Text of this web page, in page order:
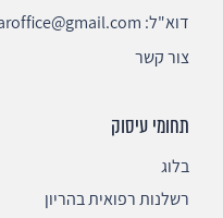
דוא"ל:
צור קשר
תחומי עיסוק
בלוג
רשלנות רפואית בהריון